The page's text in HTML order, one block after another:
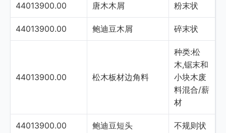
44013900.00 唐木木屑 粉末状
44013900.00 鲍迪豆木屑 碎末状
44013900.00 松木板材边角料
种类:松
木,锯末和
小块木废
料混合/薪
材
44013900.00 鲍迪豆短头 不规则状